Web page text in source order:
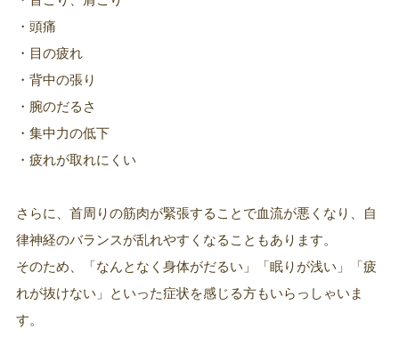
・頭痛
・目の疲れ
・背中の張り
・腕のだるさ
・集中力の低下
・疲れが取れにくい
さらに、首周りの筋肉が緊張することで血流が悪くなり、自
律神経のバランスが乱れやすくなることもあります。
そのため、「なんとなく身体がだるい」「眠りが浅い」「疲
れが抜けない」といった症状を感じる方もいらっしゃいま
す。